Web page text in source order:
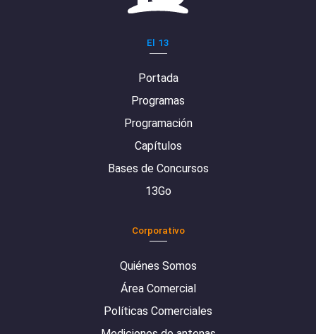
El 13
Portada
Programas
Programación
Capítulos
Bases de Concursos
13Go
Corporativo
Quiénes Somos
Área Comercial
Políticas Comerciales